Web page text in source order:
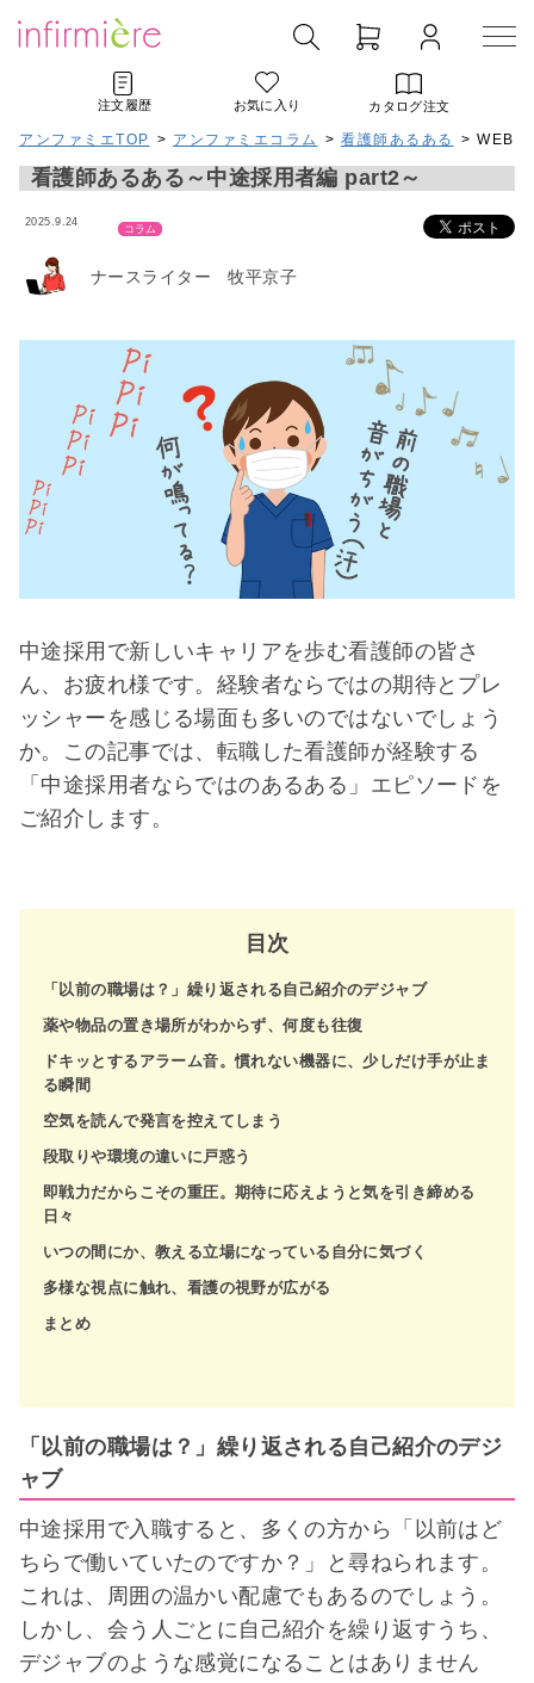
注文履歴 お気に入り カタログ注文
アンファミエTOP > アンファミエコラム > 看護師あるある > WEBマ
看護師あるある～中途採用者編 part2～
2025.9.24
コラム
ナースライター 牧平京子
中途採用で新しいキャリアを歩む看護師の皆さ
ん、お疲れ様です。経験者ならではの期待とプレ
ッシャーを感じる場面も多いのではないでしょう
か。この記事では、転職した看護師が経験する
「中途採用者ならではのあるある」エピソードを
ご紹介します。
目次
「以前の職場は？」繰り返される自己紹介のデジャブ
薬や物品の置き場所がわからず、何度も往復
ドキッとするアラーム音。慣れない機器に、少しだけ手が止ま
る瞬間
空気を読んで発言を控えてしまう
段取りや環境の違いに戸惑う
即戦力だからこその重圧。期待に応えようと気を引き締める
日々
いつの間にか、教える立場になっている自分に気づく
多様な視点に触れ、看護の視野が広がる
まとめ
「以前の職場は？」繰り返される自己紹介のデジ
ャブ
中途採用で入職すると、多くの方から「以前はど
ちらで働いていたのですか？」と尋ねられます。
これは、周囲の温かい配慮でもあるのでしょう。
しかし、会う人ごとに自己紹介を繰り返すうち、
デジャブのような感覚になることはありません